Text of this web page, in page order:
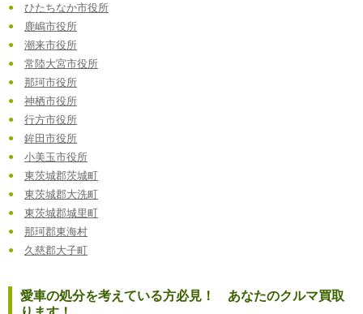
ひたちなか市役所
鹿嶋市役所
潮来市役所
常陸大宮市役所
那珂市役所
神栖市役所
行方市役所
鉾田市役所
小美玉市役所
東茨城郡茨城町
東茨城郡大洗町
東茨城郡城里町
那珂郡東海村
久慈郡大子町
愛車の処分を考えている方必見！ あなたのクルマ買取